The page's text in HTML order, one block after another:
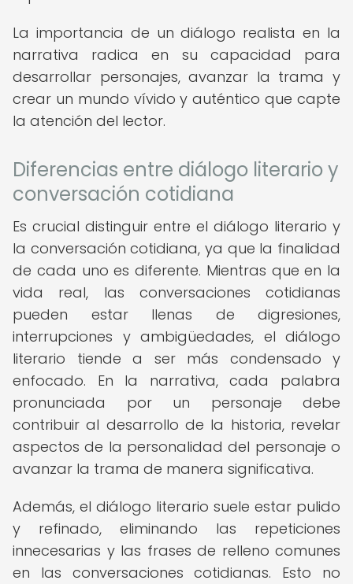
La importancia de un diálogo realista en la
narrativa radica en su capacidad para
desarrollar personajes, avanzar la trama y
crear un mundo vívido y auténtico que capte
la atención del lector.
Diferencias entre diálogo literario y
conversación cotidiana
Es crucial distinguir entre el diálogo literario y
la conversación cotidiana, ya que la finalidad
de cada uno es diferente. Mientras que en la
vida real, las conversaciones cotidianas
pueden estar llenas de digresiones,
interrupciones y ambigüedades, el diálogo
literario tiende a ser más condensado y
enfocado. En la narrativa, cada palabra
pronunciada por un personaje debe
contribuir al desarrollo de la historia, revelar
aspectos de la personalidad del personaje o
avanzar la trama de manera significativa.
Además, el diálogo literario suele estar pulido
y refinado, eliminando las repeticiones
innecesarias y las frases de relleno comunes
en las conversaciones cotidianas. Esto no